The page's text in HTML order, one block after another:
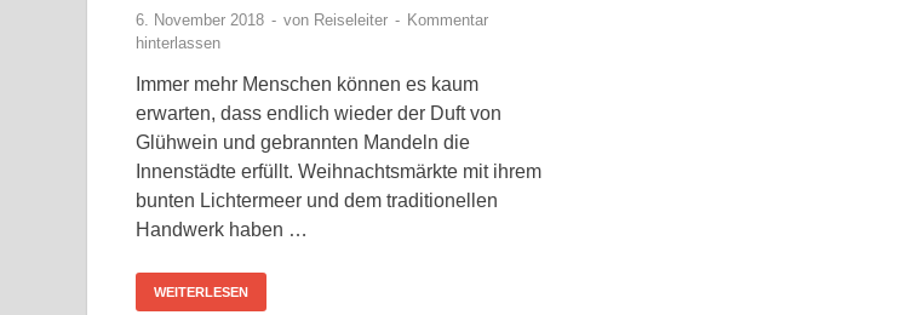
6. November 2018 - von Reiseleiter - Kommentar
hinterlassen
Immer mehr Menschen können es kaum
erwarten, dass endlich wieder der Duft von
Glühwein und gebrannten Mandeln die
Innenstädte erfüllt. Weihnachtsmärkte mit ihrem
bunten Lichtermeer und dem traditionellen
Handwerk haben …
WEITERLESEN